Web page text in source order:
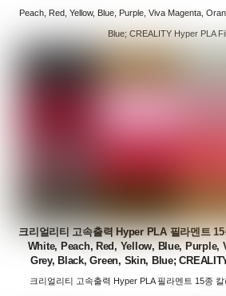
Peach, Red, Yellow, Blue, Purple, Viva Magenta,
Blue; CREALITY Hyper PLA
크리얼리티 고속출력 Hyper PLA 필라멘트
White, Peach, Red, Yellow, Blue, Purple,
Grey, Black, Green, Skin, Blue;
크리얼리티 고속출력 Hyper PLA 필라멘트 15종